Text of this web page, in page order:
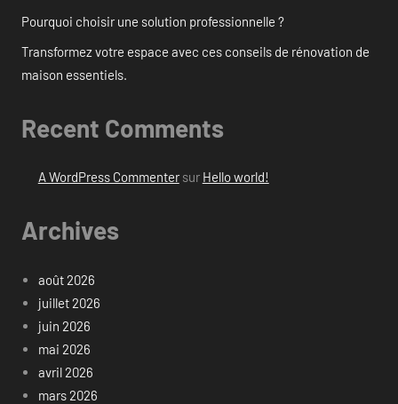
Pourquoi choisir une solution professionnelle ?
Transformez votre espace avec ces conseils de rénovation de
maison essentiels.
Recent Comments
A WordPress Commentersur Hello world!
Archives
août 2026
juillet 2026
juin 2026
mai 2026
avril 2026
mars 2026